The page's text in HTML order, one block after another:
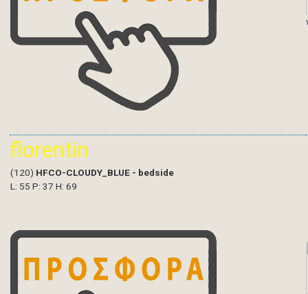
florentin
(120) HFCO-CLOUDY_BLUE - bedside
L: 55 P: 37 H: 69